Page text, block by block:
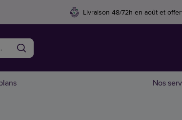
Livraison 48/72h en août et
Nos